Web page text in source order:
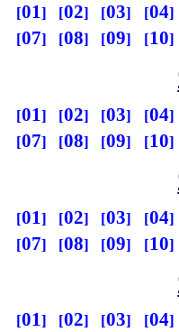
01 02 03 04
07
08 09 10
01 02 03 04
07
08 09 10
01 02 03 04
07
08 09 10
01 02 03 04